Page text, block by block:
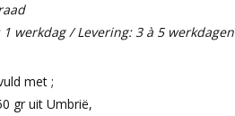
werkdag / Levering: 3 à 5 werkdagen
met ;
gr uit Umbrië,